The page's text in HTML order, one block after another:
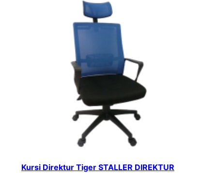
Kursi Direktur Tiger STALLER DIREKTUR